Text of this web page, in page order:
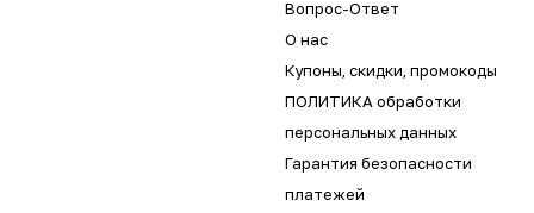
Вопрос-Ответ
О нас
Купоны, скидки, промокоды
ПОЛИТИКА обработки
персональных данных
Гарантия безопасности
платежей